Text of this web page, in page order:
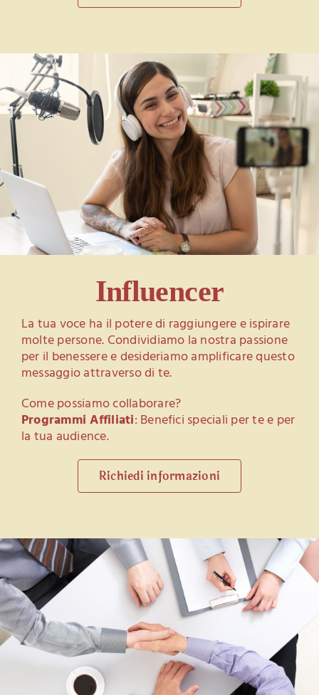
Influencer
La tua voce ha il potere di raggiungere e ispirare
molte persone. Condividiamo la nostra passione
per il benessere e desideriamo amplificare questo
messaggio attraverso di te.
Come possiamo collaborare?
Programmi Affiliati: Benefici speciali per te e per
la tua audience.
Richiedi informazioni